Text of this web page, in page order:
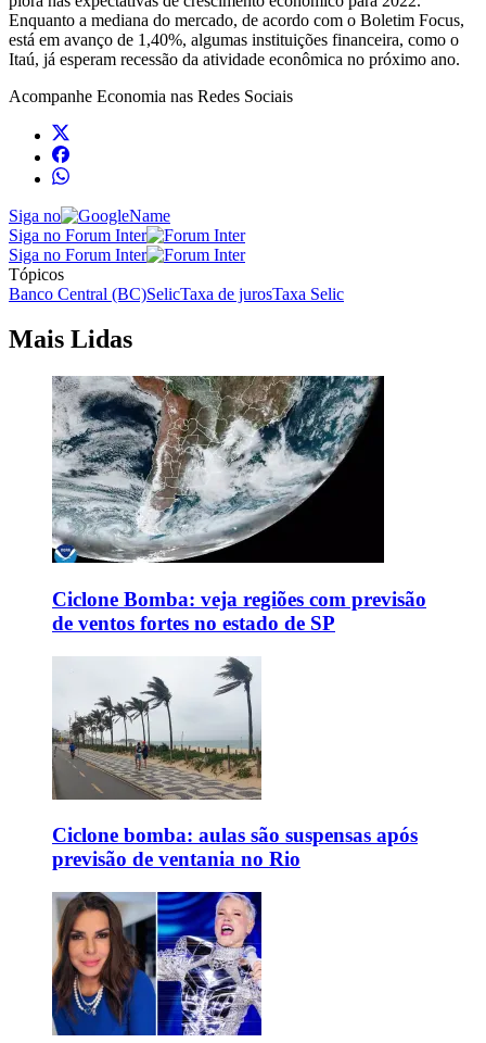
Enquanto a mediana do mercado, de acordo com o Boletim Focus,
está em avanço de 1,40%, algumas instituições financeira, como o
Itaú, já esperam recessão da atividade econômica no próximo ano.
Acompanhe Economia nas Redes Sociais
Siga no
Siga no Forum Inter
Siga no Forum Inter
Tópicos
Banco Central (BC)SelicTaxa de jurosTaxa Selic
Mais Lidas
Ciclone Bomba: veja regiões com previsão
de ventos fortes no estado de SP
Ciclone bomba: aulas são suspensas após
previsão de ventania no Rio